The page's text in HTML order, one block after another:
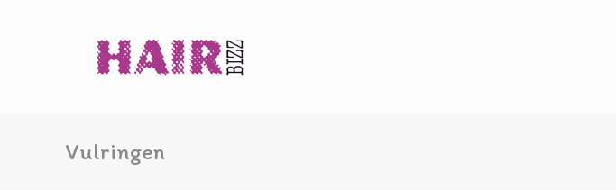
Vulringen